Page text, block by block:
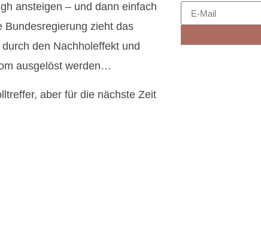
ansteigen – und dann einfach
Bundesregierung zieht das
den Nachholeffekt und
ausgelöst werden…
aber für die nächste Zeit